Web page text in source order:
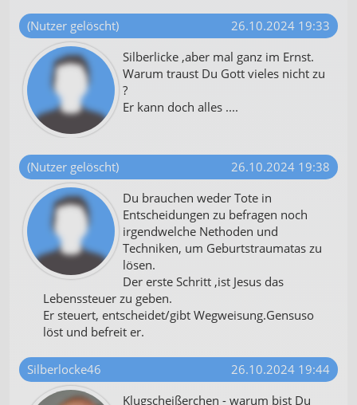
(Nutzer gelöscht)
26.10.2024 19:33
Silberlicke ,aber mal ganz im Ernst.
Warum traust Du Gott vieles nicht zu
?
Er kann doch alles ....
(Nutzer gelöscht)
26.10.2024 19:38
Du brauchen weder Tote in
Entscheidungen zu befragen noch
irgendwelche Nethoden und
Techniken, um Geburtstraumatas zu
lösen.
Der erste Schritt ,ist Jesus das
Lebenssteuer zu geben.
Er steuert, entscheidet/gibt Wegweisung.Gensuso
löst und befreit er.
Silberlocke46
26.10.2024 19:44
Klugscheißerchen - warum bist Du